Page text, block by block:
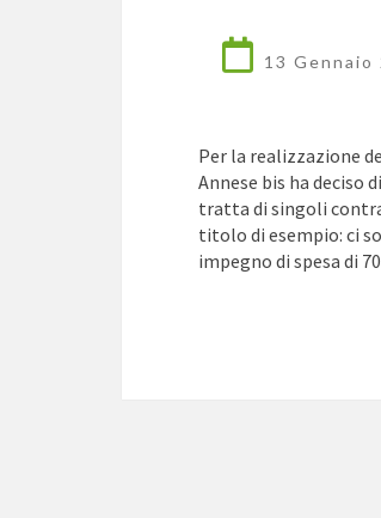
13 Gennaio
Per la realizzazione
Annese bis ha deciso
tratta di singoli
titolo di esempio: ci
impegno di spesa di